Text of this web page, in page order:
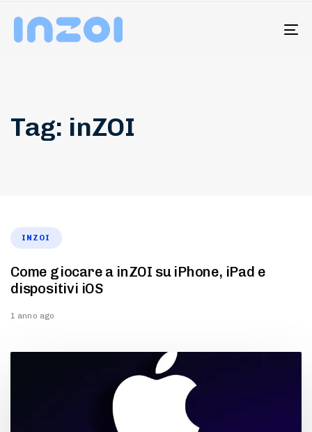
Tag: inZOI
INZOI
Come giocare a inZOI su iPhone, iPad e
dispositivi iOS
1 anno ago